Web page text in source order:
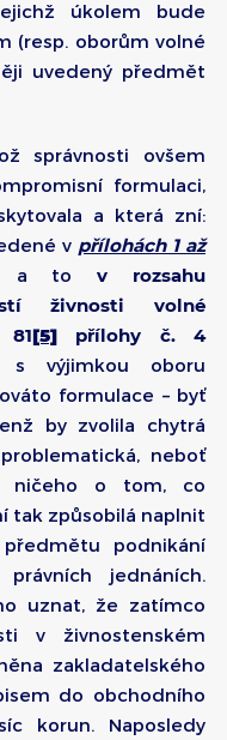
úkolem bude
(resp. oborům volné
uvedený předmět
správnosti ovšem
formulaci,
a která zní:
v přílohách 1 až
a tov rozsahu
živnosti volné
[5]přílohy č. 4
výjimkou oboru
formulace – byť
by zvolila chytrá
neboť
ničeho o tom, co
tak způsobilá naplnit
podnikání
jednáních.
uznat, že zatímco
v živnostenském
zakladatelského
do obchodního
korun. Naposledy